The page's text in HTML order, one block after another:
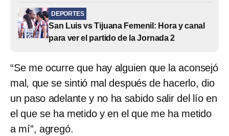
DEPORTES
San Luis vs Tijuana Femenil: Hora y canal
para ver el partido de la Jornada 2
“Se me ocurre que hay alguien que la aconsejó
mal, que se sintió mal después de hacerlo, dio
un paso adelante y no ha sabido salir del lío en
el que se ha metido y en el que me ha metido
a mí”, agregó.